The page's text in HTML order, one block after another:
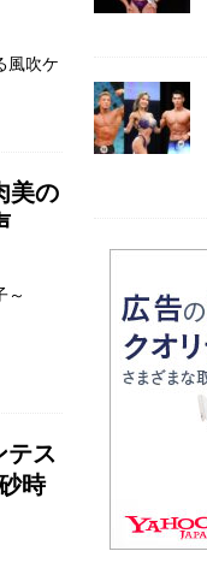
風吹ケ
美の
～
テス
時